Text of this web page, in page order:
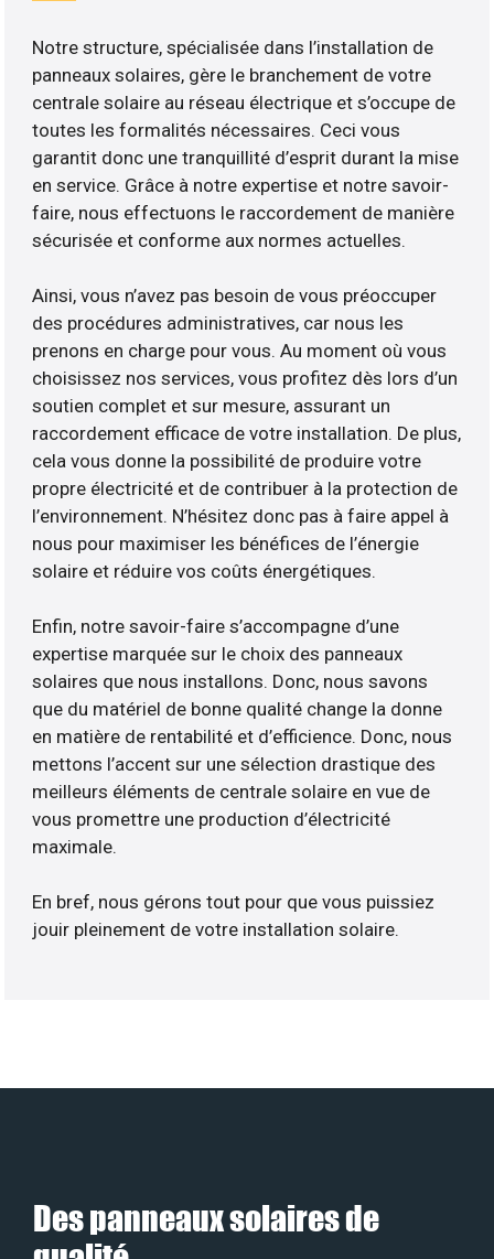
Notre structure, spécialisée dans l’installation de
panneaux solaires, gère le branchement de votre
centrale solaire au réseau électrique et s’occupe de
toutes les formalités nécessaires. Ceci vous
garantit donc une tranquillité d’esprit durant la mise
en service. Grâce à notre expertise et notre savoir-
faire, nous effectuons le raccordement de manière
sécurisée et conforme aux normes actuelles.
Ainsi, vous n’avez pas besoin de vous préoccuper
des procédures administratives, car nous les
prenons en charge pour vous. Au moment où vous
choisissez nos services, vous profitez dès lors d’un
soutien complet et sur mesure, assurant un
raccordement efficace de votre installation. De plus,
cela vous donne la possibilité de produire votre
propre électricité et de contribuer à la protection de
l’environnement. N’hésitez donc pas à faire appel à
nous pour maximiser les bénéfices de l’énergie
solaire et réduire vos coûts énergétiques.
Enfin, notre savoir-faire s’accompagne d’une
expertise marquée sur le choix des panneaux
solaires que nous installons. Donc, nous savons
que du matériel de bonne qualité change la donne
en matière de rentabilité et d’efficience. Donc, nous
mettons l’accent sur une sélection drastique des
meilleurs éléments de centrale solaire en vue de
vous promettre une production d’électricité
maximale.
En bref, nous gérons tout pour que vous puissiez
jouir pleinement de votre installation solaire.
Des panneaux solaires de